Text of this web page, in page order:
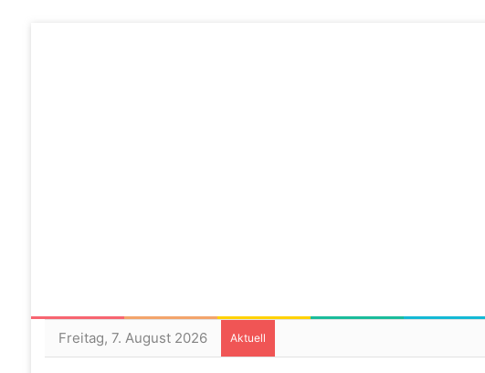
Freitag, 7. August 2026 Aktuell